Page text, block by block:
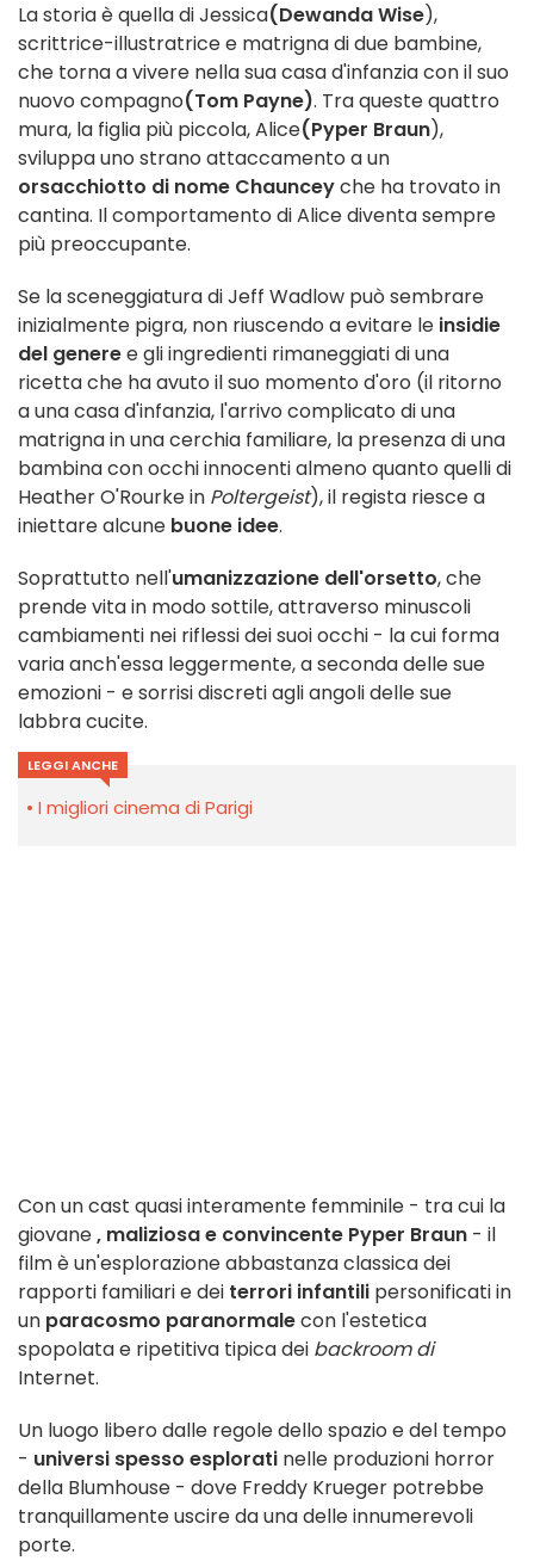
La storia è quella di Jessica(Dewanda Wise),
scrittrice-illustratrice e matrigna di due bambine,
che torna a vivere nella sua casa d'infanzia con il suo
nuovo compagno(Tom Payne). Tra queste quattro
mura, la figlia più piccola, Alice(Pyper Braun),
sviluppa uno strano attaccamento a un
orsacchiotto di nome Chaunceyche ha trovato in
cantina. Il comportamento di Alice diventa sempre
più preoccupante.
Se la sceneggiatura di Jeff Wadlow può sembrare
inizialmente pigra, non riuscendo a evitare le insidie
del generee gli ingredienti rimaneggiati di una
ricetta che ha avuto il suo momento d'oro (il ritorno
a una casa d'infanzia, l'arrivo complicato di una
matrigna in una cerchia familiare, la presenza di una
bambina con occhi innocenti almeno quanto quelli di
Heather O'Rourke in Poltergeist), il regista riesce a
iniettare alcune buone idee.
Soprattutto nell'umanizzazione dell'orsetto, che
prende vita in modo sottile, attraverso minuscoli
cambiamenti nei riflessi dei suoi occhi - la cui forma
varia anch'essa leggermente, a seconda delle sue
emozioni - e sorrisi discreti agli angoli delle sue
labbra cucite.
LEGGI ANCHE
I migliori cinema di Parigi
Con un cast quasi interamente femminile - tra cui la
giovane, maliziosa e convincente Pyper Braun - il
film è un'esplorazione abbastanza classica dei
rapporti familiari e dei terrori infantili personificati in
un paracosmo paranormalecon l'estetica
spopolata e ripetitiva tipica dei backroom di
Internet.
Un luogo libero dalle regole dello spazio e del tempo
- universi spesso esplorati nelle produzioni horror
della Blumhouse - dove Freddy Krueger potrebbe
tranquillamente uscire da una delle innumerevoli
porte.